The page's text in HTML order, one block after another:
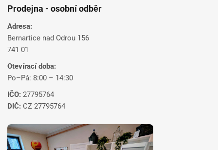
Prodejna - osobní odběr
Adresa:
Bernartice nad Odrou 156
741 01
Otevírací doba:
Po–Pá: 8:00 – 14:30
IČO: 27795764
DIČ: CZ 27795764